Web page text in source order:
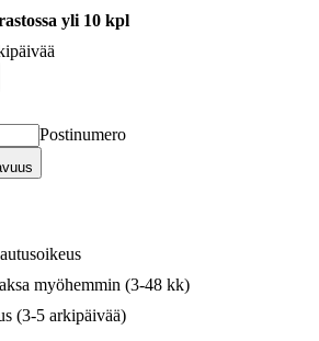
yli 10 kpl
Postinumero
myöhemmin (3-48 kk)
(3-5 arkipäivää)